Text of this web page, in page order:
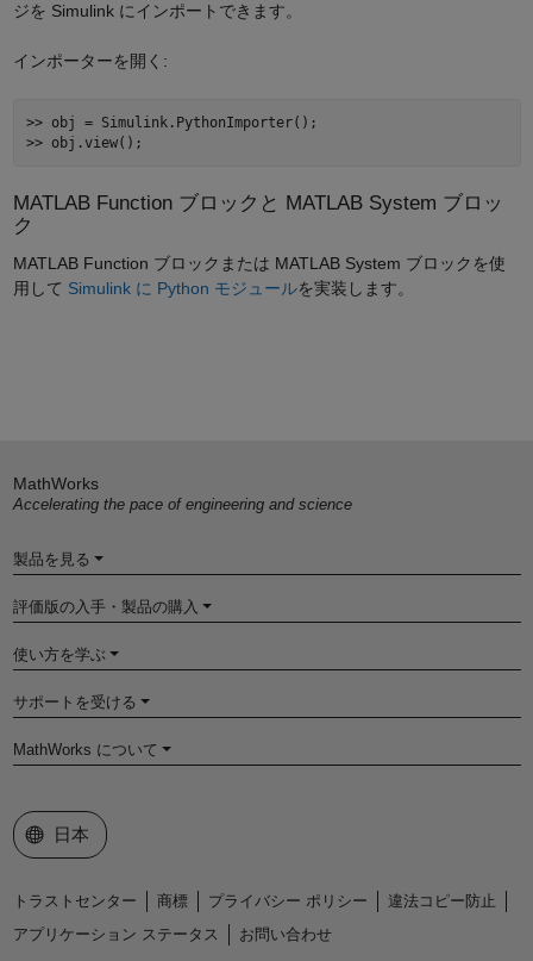
ジを Simulink にインポートできます。
インポーターを開く:
>> obj = Simulink.PythonImporter();
MATLAB Function ブロックと MATLAB System ブロッ
ク
MATLAB Function ブロックまたは MATLAB System ブロックを使
用して Simulink に Python モジュールを実装します。
MathWorks
Accelerating the pace of engineering and science
製品を見る
評価版の入手・製品の購入
使い方を学ぶ
サポートを受ける
MathWorks について
Web サイトの選択
日本
トラストセンター 商標 プライバシー ポリシー
違法コピー防止
アプリケーション ステータス
お問い合わせ